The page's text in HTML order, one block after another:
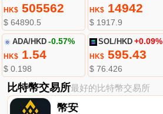
HK$505562
$ 64890.5
HK$ 14942
$ 1917.9
ADA/HKD -0.57%
HK$1.54
$ 0.198
SOL/HKD +0.09%
HK$ 595.43
$ 76.426
比特幣交易所最好的比特幣交易所
幣安